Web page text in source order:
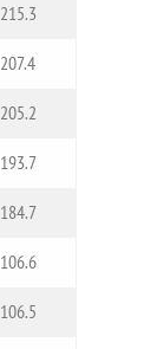
215.3
207.4
205.2
193.7
184.7
106.6
106.5